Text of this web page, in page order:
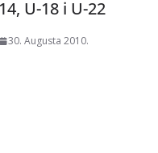
14, U-18 i U-22
30. Augusta 2010.